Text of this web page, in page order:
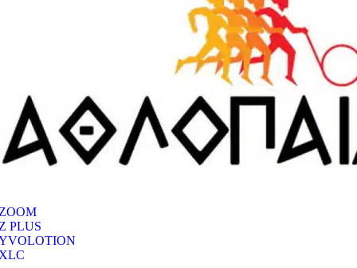
PLUS